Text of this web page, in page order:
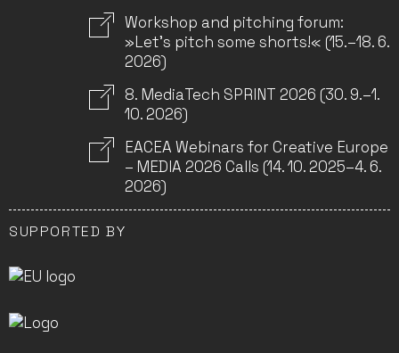
Workshop and pitching forum:
»Let’s pitch some shorts!« (15.–18. 6.
2026)
8. MediaTech SPRINT 2026 (30. 9.–1.
10. 2026)
EACEA Webinars for Creative Europe
– MEDIA 2026 Calls (14. 10. 2025–4. 6.
2026)
SUPPORTED BY